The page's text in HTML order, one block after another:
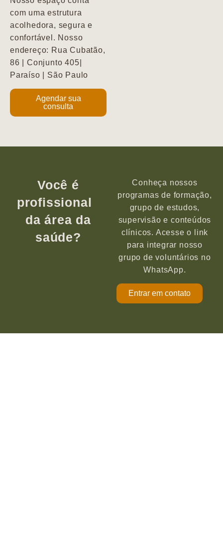
com uma estrutura
acolhedora, segura e
confortável. Nosso
endereço: Rua Cubatão,
86 | Conjunto 405|
Paraíso | São Paulo
Agendar sua
consulta
Você é
profissional
da área da
saúde?
Conheça nossos
programas de formação,
grupo de estudos,
supervisão e conteúdos
clínicos. Acesse o link
para integrar nosso
grupo de voluntários no
WhatsApp.
Entrar em contato